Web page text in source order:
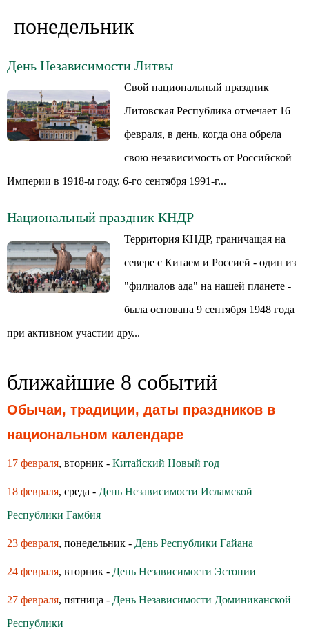
понедельник
День Независимости Литвы
Свой национальный праздник
Литовская Республика отмечает 16
февраля, в день, когда она обрела
свою независимость от Российской
Империи в 1918-м году. 6-го сентября 1991-г...
Национальный праздник КНДР
Территория КНДР, граничащая на
севере с Китаем и Россией - один из
"филиалов ада" на нашей планете -
была основана 9 сентября 1948 года
при активном участии дру...
ближайшие 8 событий
Обычаи, традиции, даты праздников в
национальном календаре
17 февраля, вторник - Китайский Новый год
18 февраля, среда - День Независимости Исламской
Республики Гамбия
23 февраля, понедельник - День Республики Гайана
24 февраля, вторник - День Независимости Эстонии
27 февраля, пятница - День Независимости Доминиканской
Республики